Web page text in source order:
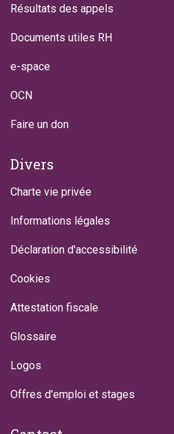
Résultats des appels
Documents utiles RH
e-space
OCN
Faire un don
Divers
Charte vie privée
Informations légales
Déclaration d'accessibilité
Cookies
Attestation fiscale
Glossaire
Logos
Offres d'emploi et stages